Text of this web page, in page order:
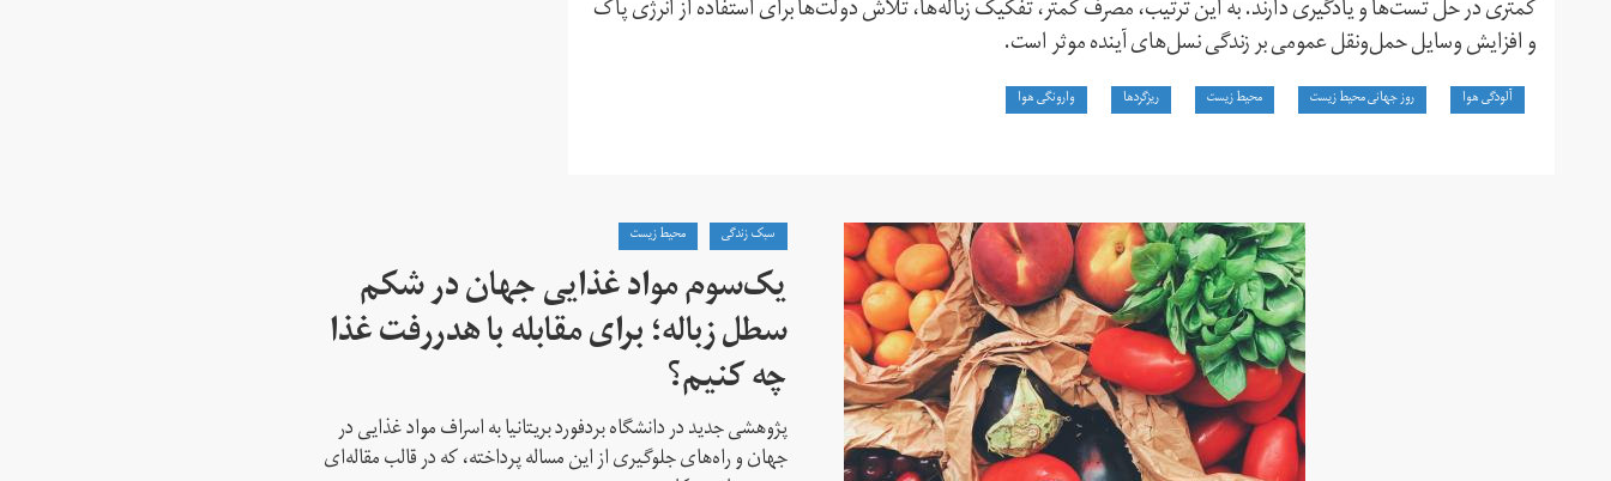
کمتری در حل تست‌ها و یادگیری دارند. به این ترتیب، مصرف کمتر، تفکیک زباله‌ها، تلاش دولت‌ها برای استفاده از انرژی پاک
و افزایش وسایل حمل‌و‌نقل عمومی بر زندگی نسل‌های آینده موثر است.
آلودگی هوا روز جهانی محیط زیست محیط زیست ریزگردها وارونگی هوا
سبک زندگی محیط زیست
یک‌سوم مواد غذایی جهان در شکم
سطل زباله؛ برای مقابله با هدر‌رفت غذا
چه کنیم؟
پژوهشی جدید در دانشگاه بردفورد بریتانیا به اسراف مواد غذایی در
جهان و راه‌های جلوگیری از این مساله پرداخته، که در قالب مقاله‌ای